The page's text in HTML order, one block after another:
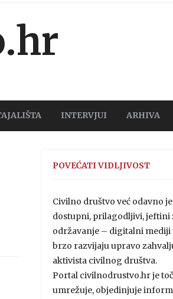
INTERVJUI ARHIVA
POVEĆATI VIDLJIVOST
Civilno društvo već odavno
dostupni, prilagodljivi, jeftini
održavanje – digitalni mediji
brzo razvijaju upravo
aktivista civilnog društva.
Portal civilnodrustvo.hr je
umrežuje, objedinjuje